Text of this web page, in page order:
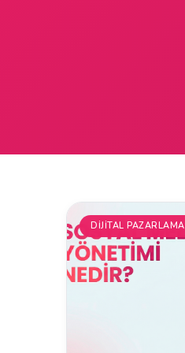
DIJITAL PAZARLAMA